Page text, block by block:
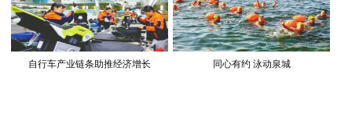
自行车产业链条助推经济增长 同心有约 泳动泉城